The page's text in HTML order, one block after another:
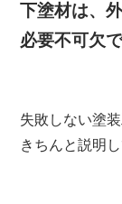
下塗材は、
必要不可欠で
失敗しない塗
きちんと説明